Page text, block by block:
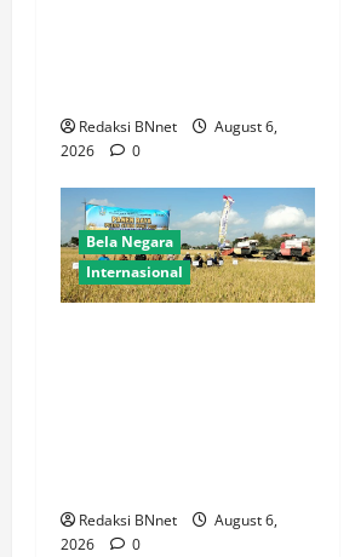
Redaksi BNnet
August 6,
2026
0
Bela Negara
Internasional
Redaksi BNnet
August 6,
2026
0